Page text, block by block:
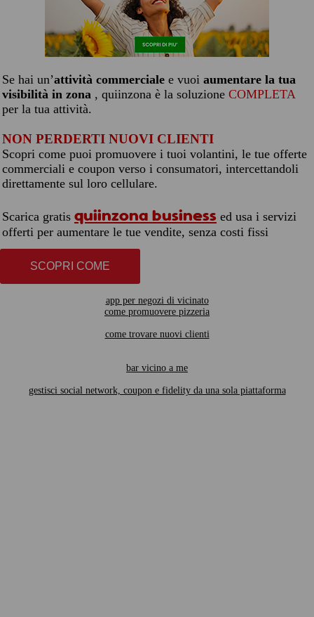
Se hai un’attività commerciale e vuoi aumentare la tua
visibilità in zona , quiinzona è la soluzione COMPLETA
per la tua attività.
NON PERDERTI NUOVI CLIENTI
Scopri come puoi promuovere i tuoi volantini, le tue offerte
commerciali e coupon verso i consumatori, intercettandoli
direttamente sul loro cellulare.
Scarica gratis quiinzona business ed usa i servizi
offerti per aumentare le tue vendite, senza costi fissi
SCOPRI COME
app per negozi di vicinato
come promuovere pizzeria
come trovare nuovi clienti
bar vicino a me
gestisci social network, coupon e fidelity da una sola piattaforma